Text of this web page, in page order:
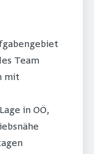
Team
mit
in OÖ,